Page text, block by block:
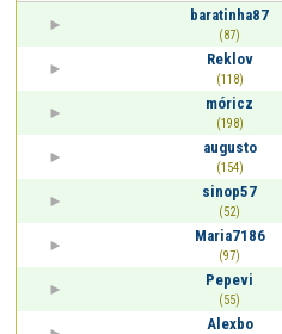
baratinha87
(87)
Reklov
(118)
móricz
(198)
augusto
(154)
sinop57
(52)
Maria7186
(97)
Pepevi
(55)
Alexbo